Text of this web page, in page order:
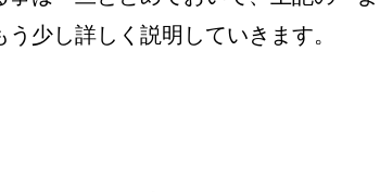
少し詳しく説明していきます。